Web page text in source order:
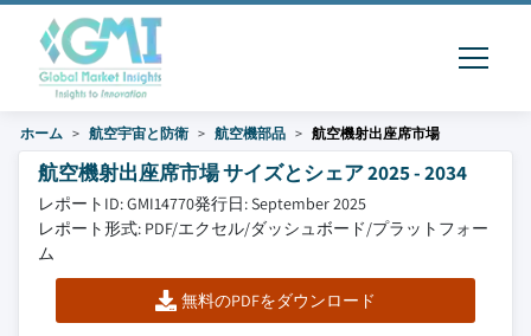
ホーム 航空宇宙と防衛 航空機部品 航空機射出座席市場
航空機射出座席市場 サイズとシェア 2025 - 2034
レポートID: GMI14770発行日: September 2025
レポート形式: PDF/エクセル/ダッシュボード/プラットフォー
ム
無料のPDFをダウンロード